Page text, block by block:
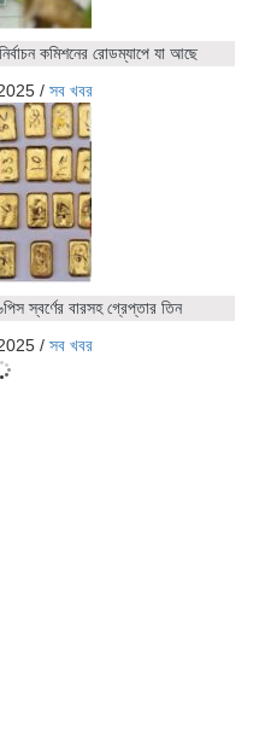
কমিশনের রোডম্যাপে যা আছে
/ সব খবর
স্বর্ণের বারসহ গ্রেপ্তার তিন
/ সব খবর